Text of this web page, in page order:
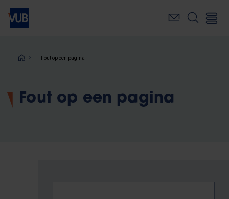
Overslaan
naar
inhoudKruimelpad
Fout op een pagina
Fout op een pagina